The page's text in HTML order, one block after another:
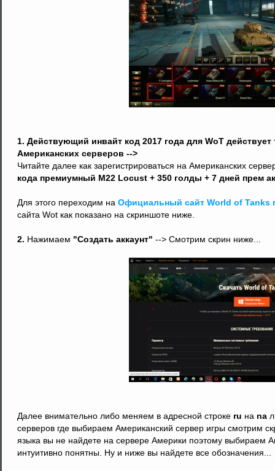
1. Действующий инвайт код 2017 года для WoT
Американских серверов -->
Читайте далее как зарегистрироваться на Американских
кода премиумный M22 Locust + 350 голды + 7 дней прем
Для этого переходим на Официальный сайт World of Tanks
сайта Wot как показано на скриншоте ниже.
2. Нажимаем "Создать аккаунт" --> Смотрим скрин ниже...
Далее внимательно либо меняем в адресной строке ru на na
серверов где выбираем Американский сервер игры смотрим
языка вы не найдете на сервере Америки поэтому выбираем
интуитивно понятны. Ну и ниже вы найдете все обозначения...